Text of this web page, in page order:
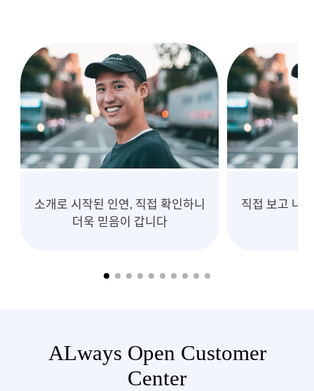
직접 보고 나니 훨씬 안심이 되네요 촉박한 일
ALways Open Customer
Center